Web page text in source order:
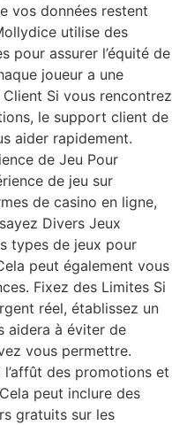
vos données restent
utilise des
pour assurer l’équité de
joueur a une
Si vous rencontrez
le support client de
aider rapidement.
de Jeu Pour
de jeu sur
de casino en ligne,
Divers Jeux
types de jeux pour
peut également vous
Fixez des Limites Si
réel, établissez un
aidera à éviter de
vous permettre.
des promotions et
peut inclure des
gratuits sur les